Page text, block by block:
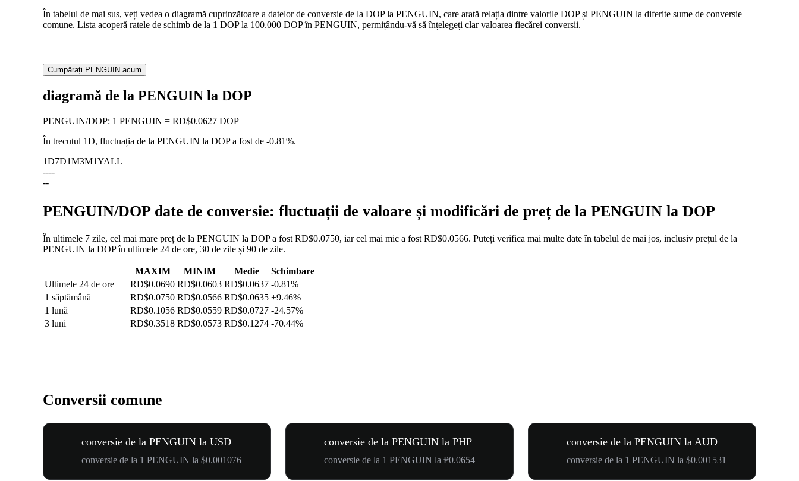
În tabelul de mai sus, veți vedea o diagramă cuprinzătoare a datelor de conversie de la DOP la PENGUIN, care arată relația dintre valorile DOP și PENGUIN la diferite sume de conversie
comune. Lista acoperă ratele de schimb de la 1 DOP la 100.000 DOP în PENGUIN, permițându-vă să înțelegeți clar valoarea fiecărei conversii.
Cumpărați PENGUIN acum
diagramă de la PENGUIN la DOP
PENGUIN/DOP: 1 PENGUIN = RD$0.0627 DOP
În trecutul 1D, fluctuația de la PENGUIN la DOP a fost de -0.81%.
1D7D1M3M1YALL
----
--
PENGUIN/DOP date de conversie: fluctuații de valoare și modificări de preț de la PENGUIN la DOP
În ultimele 7 zile, cel mai mare preț de la PENGUIN la DOP a fost RD$0.0750, iar cel mai mic a fost RD$0.0566. Puteți verifica mai multe date în tabelul de mai jos, inclusiv prețul de la
PENGUIN la DOP în ultimele 24 de ore, 30 de zile și 90 de zile.
MAXIM MINIM Medie
Schimbare
Ultimele 24 de ore
RD$0.0690 RD$0.0603 RD$0.0637 -0.81%
1 săptămână
RD$0.0750 RD$0.0566 RD$0.0635 +9.46%
1 lună
RD$0.1056 RD$0.0559 RD$0.0727 -24.57%
3 luni
RD$0.3518 RD$0.0573 RD$0.1274 -70.44%
Conversii comune
conversie de la PENGUIN la USD
conversie de la 1 PENGUIN la $0.001076
conversie de la PENGUIN la PHP
conversie de la 1 PENGUIN la ₱0.0654
conversie de la PENGUIN la AUD
conversie de la 1 PENGUIN la $0.001531